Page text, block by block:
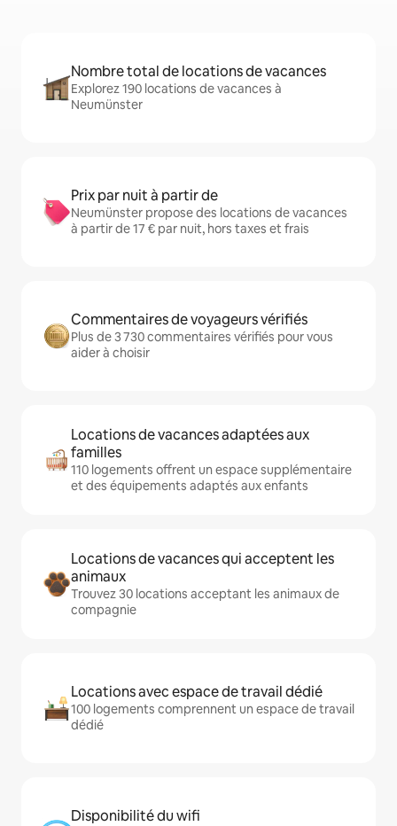
Nombre total de locations de vacances
Explorez 190 locations de vacances à
Neumünster
Prix par nuit à partir de
Neumünster propose des locations de vacances
à partir de 17 € par nuit, hors taxes et frais
Commentaires de voyageurs vérifiés
Plus de 3 730 commentaires vérifiés pour vous
aider à choisir
Locations de vacances adaptées aux
familles
110 logements offrent un espace supplémentaire
et des équipements adaptés aux enfants
Locations de vacances qui acceptent les
animaux
Trouvez 30 locations acceptant les animaux de
compagnie
Locations avec espace de travail dédié
100 logements comprennent un espace de travail
dédié
Disponibilité du wifi